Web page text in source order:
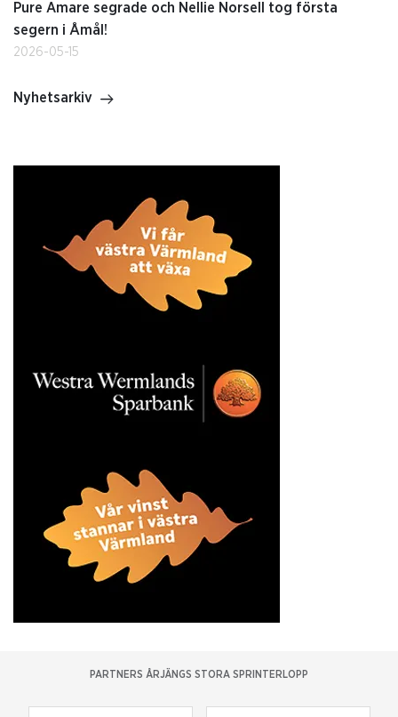
Pure Amare segrade och Nellie Norsell tog första
segern i Åmål!
2026-05-15
Nyhetsarkiv
PARTNERS ÅRJÄNGS STORA SPRINTERLOPP